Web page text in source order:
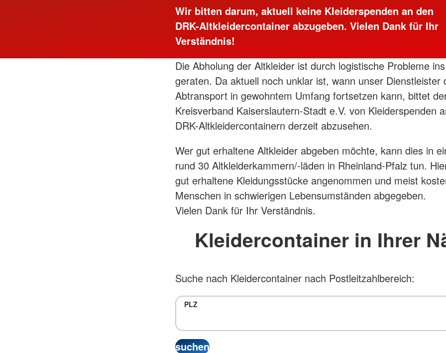
Wir bitten darum, aktuell keine Kleiderspenden an den
DRK-Altkleidercontainer abzugeben. Vielen Dank für Ihr
Verständnis!
Die Abholung der Altkleider ist durch logistische Probleme
geraten. Da aktuell noch unklar ist, wann unser Dienstleister
Abtransport in gewohntem Umfang fortsetzen kann, bittet
Kreisverband Kaiserslautern-Stadt e.V. von Kleiderspenden
DRK-Altkleidercontainern derzeit abzusehen.
Wer gut erhaltene Altkleider abgeben möchte, kann dies in
rund 30 Altkleiderkammern/-läden in Rheinland-Pfalz tun.
gut erhaltene Kleidungsstücke angenommen und meist
Menschen in schwierigen Lebensumständen abgegeben.
Vielen Dank für Ihr Verständnis.
Kleidercontainer in Ihrer
Suche nach Kleidercontainer nach Postleitzahlbereich:
PLZ